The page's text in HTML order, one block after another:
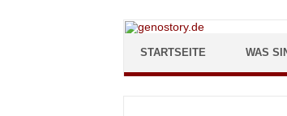
STARTSEITE WAS